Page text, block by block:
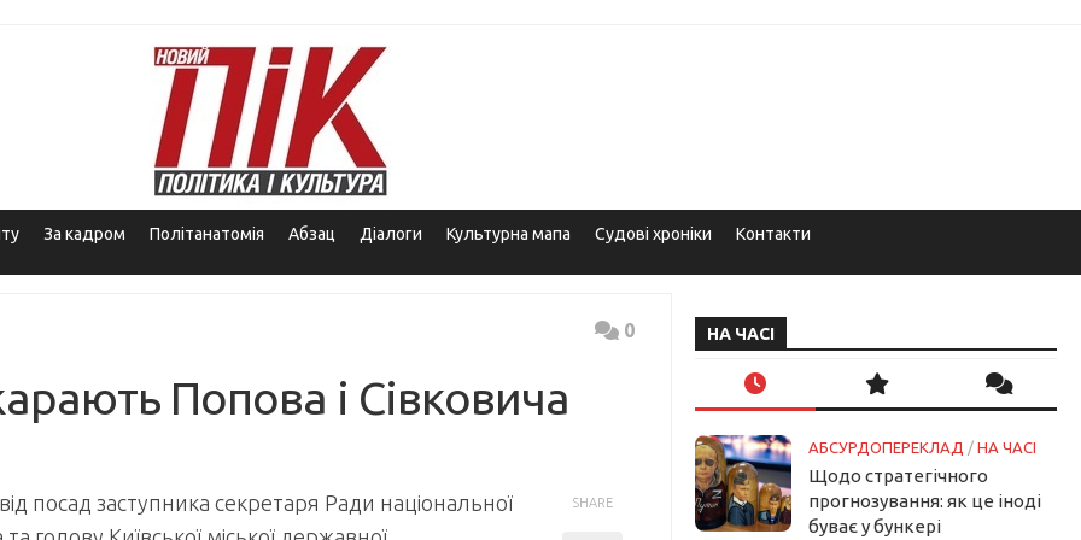
За кадром Політанатомія Абзац Діалоги Культурна мапа Судові хроніки Контакти
0
Попова і Сівковича
посад заступника секретаря Ради національної
SHARE
НА ЧАСІ
АБСУРДОПЕРЕКЛАД / НА ЧАСІ
Щодо стратегічного
прогнозування: як це іноді
буває у бункері